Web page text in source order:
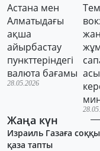
Астана мен
Алматыдағы
ақша
айырбастау
пункттеріндегі
валюта бағамы
28.05.2026
Жаңа күн
Израиль Газаға
қаза тапты